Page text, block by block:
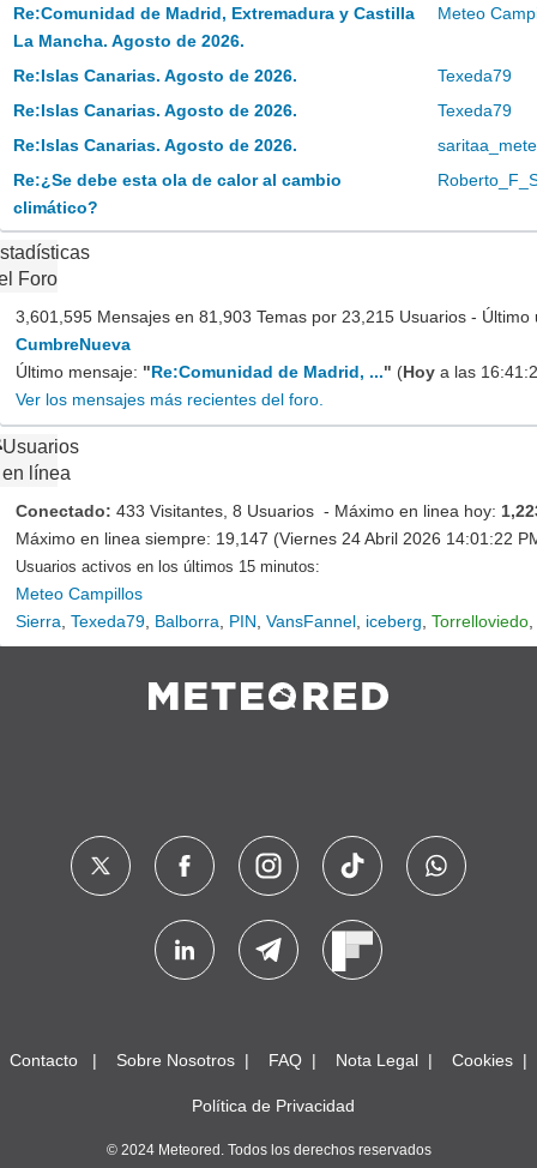
Re:Comunidad de Madrid, Extremadura y Castilla
La Mancha. Agosto de 2026.
Meteo
Re:Islas Canarias. Agosto de 2026.
Texeda79
Re:Islas Canarias. Agosto de 2026.
Texeda79
Re:Islas Canarias. Agosto de 2026.
Re:¿Se debe esta ola de calor al cambio
climático?
Foro
3,601,595 Mensajes en 81,903 Temas por 23,215 Usuarios - Último
CumbreNueva
Último mensaje: "Re:Comunidad de Madrid, ..." (Hoy a las
Ver los mensajes más recientes del foro.
Usuarios
en línea
Conectado: 433 Visitantes, 8 Usuarios - Máximo en linea hoy:
Máximo en linea siempre: 19,147 (Viernes 24 Abril 2026 14:01:22
Usuarios activos en los últimos 15 minutos:
Meteo Campillos
Sierra Texeda79 Balborra PIN VansFannel iceberg Torrelloviedo
Contacto Sobre Nosotros FAQ Nota Legal Cookies
Política de Privacidad
© 2024 Meteored. Todos los derechos reservados